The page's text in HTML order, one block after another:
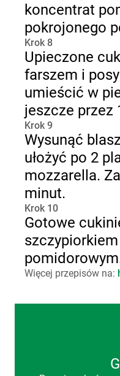
koncentrat
pokrojonego
Krok 8
Upieczone
farszem i
umieścić w
jeszcze przez
Krok 9
Wysunąć
ułożyć po 2
mozzarella.
minut.
Krok 10
Gotowe
Więcej przepisów na: